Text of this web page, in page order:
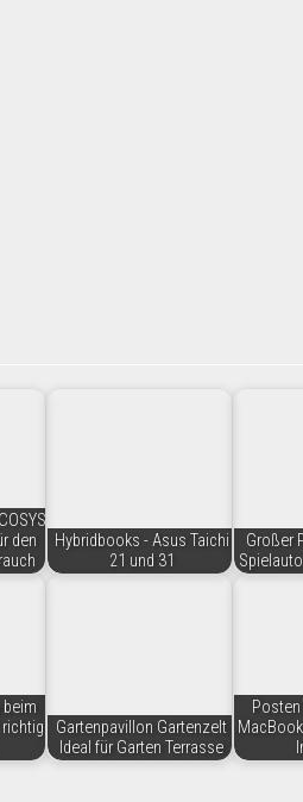
den
Hybridbooks - Asus Taichi
21 und 31
Großer
beim
Gartenpavillon Gartenzelt
Ideal für Garten Terrasse